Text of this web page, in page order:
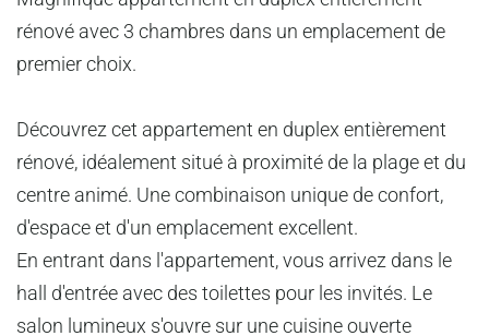
rénové avec 3 chambres dans un emplacement de
premier choix.
Découvrez cet appartement en duplex entièrement
rénové, idéalement situé à proximité de la plage et du
centre animé. Une combinaison unique de confort,
d'espace et d'un emplacement excellent.
En entrant dans l'appartement, vous arrivez dans le
hall d'entrée avec des toilettes pour les invités. Le
salon lumineux s'ouvre sur une cuisine ouverte